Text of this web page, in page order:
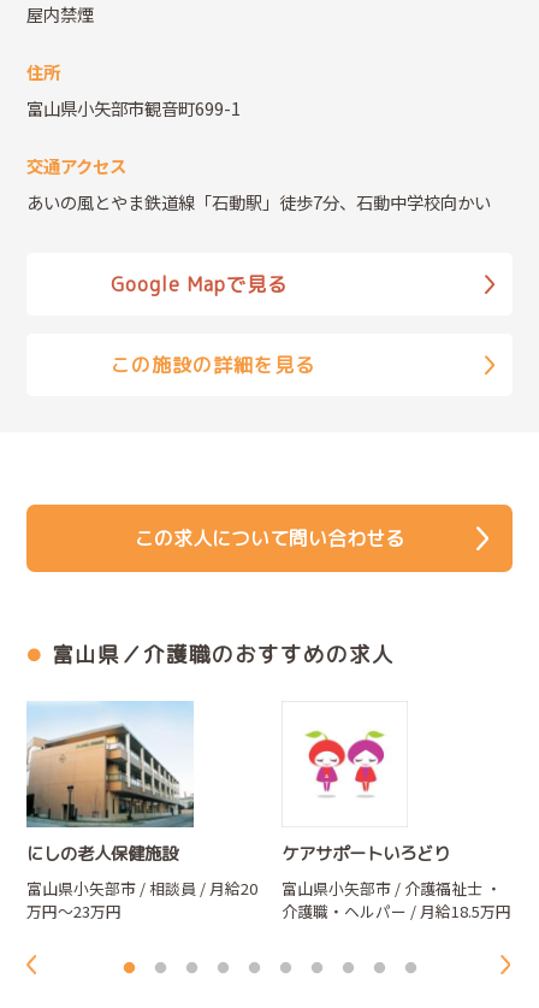
屋内禁煙
住所
富山県小矢部市観音町699-1
交通アクセス
あいの風とやま鉄道線「石動駅」徒歩7分、石動中学校向かい
Google Mapで見る
この施設の詳細を見る
この求人について問い合わせる
富山県／介護職のおすすめの求人
にしの老人保健施設
富山県小矢部市 / 相談員 / 月給20
万円～23万円
ケアサポートいろどり
富山県小矢部市 / 介護福祉士 ・
介護職・ヘルパー / 月給18.5万円